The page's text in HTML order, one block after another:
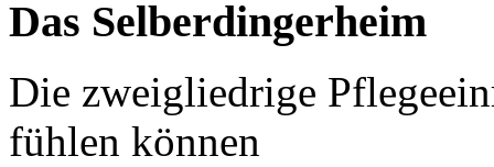
Das Selberdingerheim
Die zweigliedrige
fühlen können